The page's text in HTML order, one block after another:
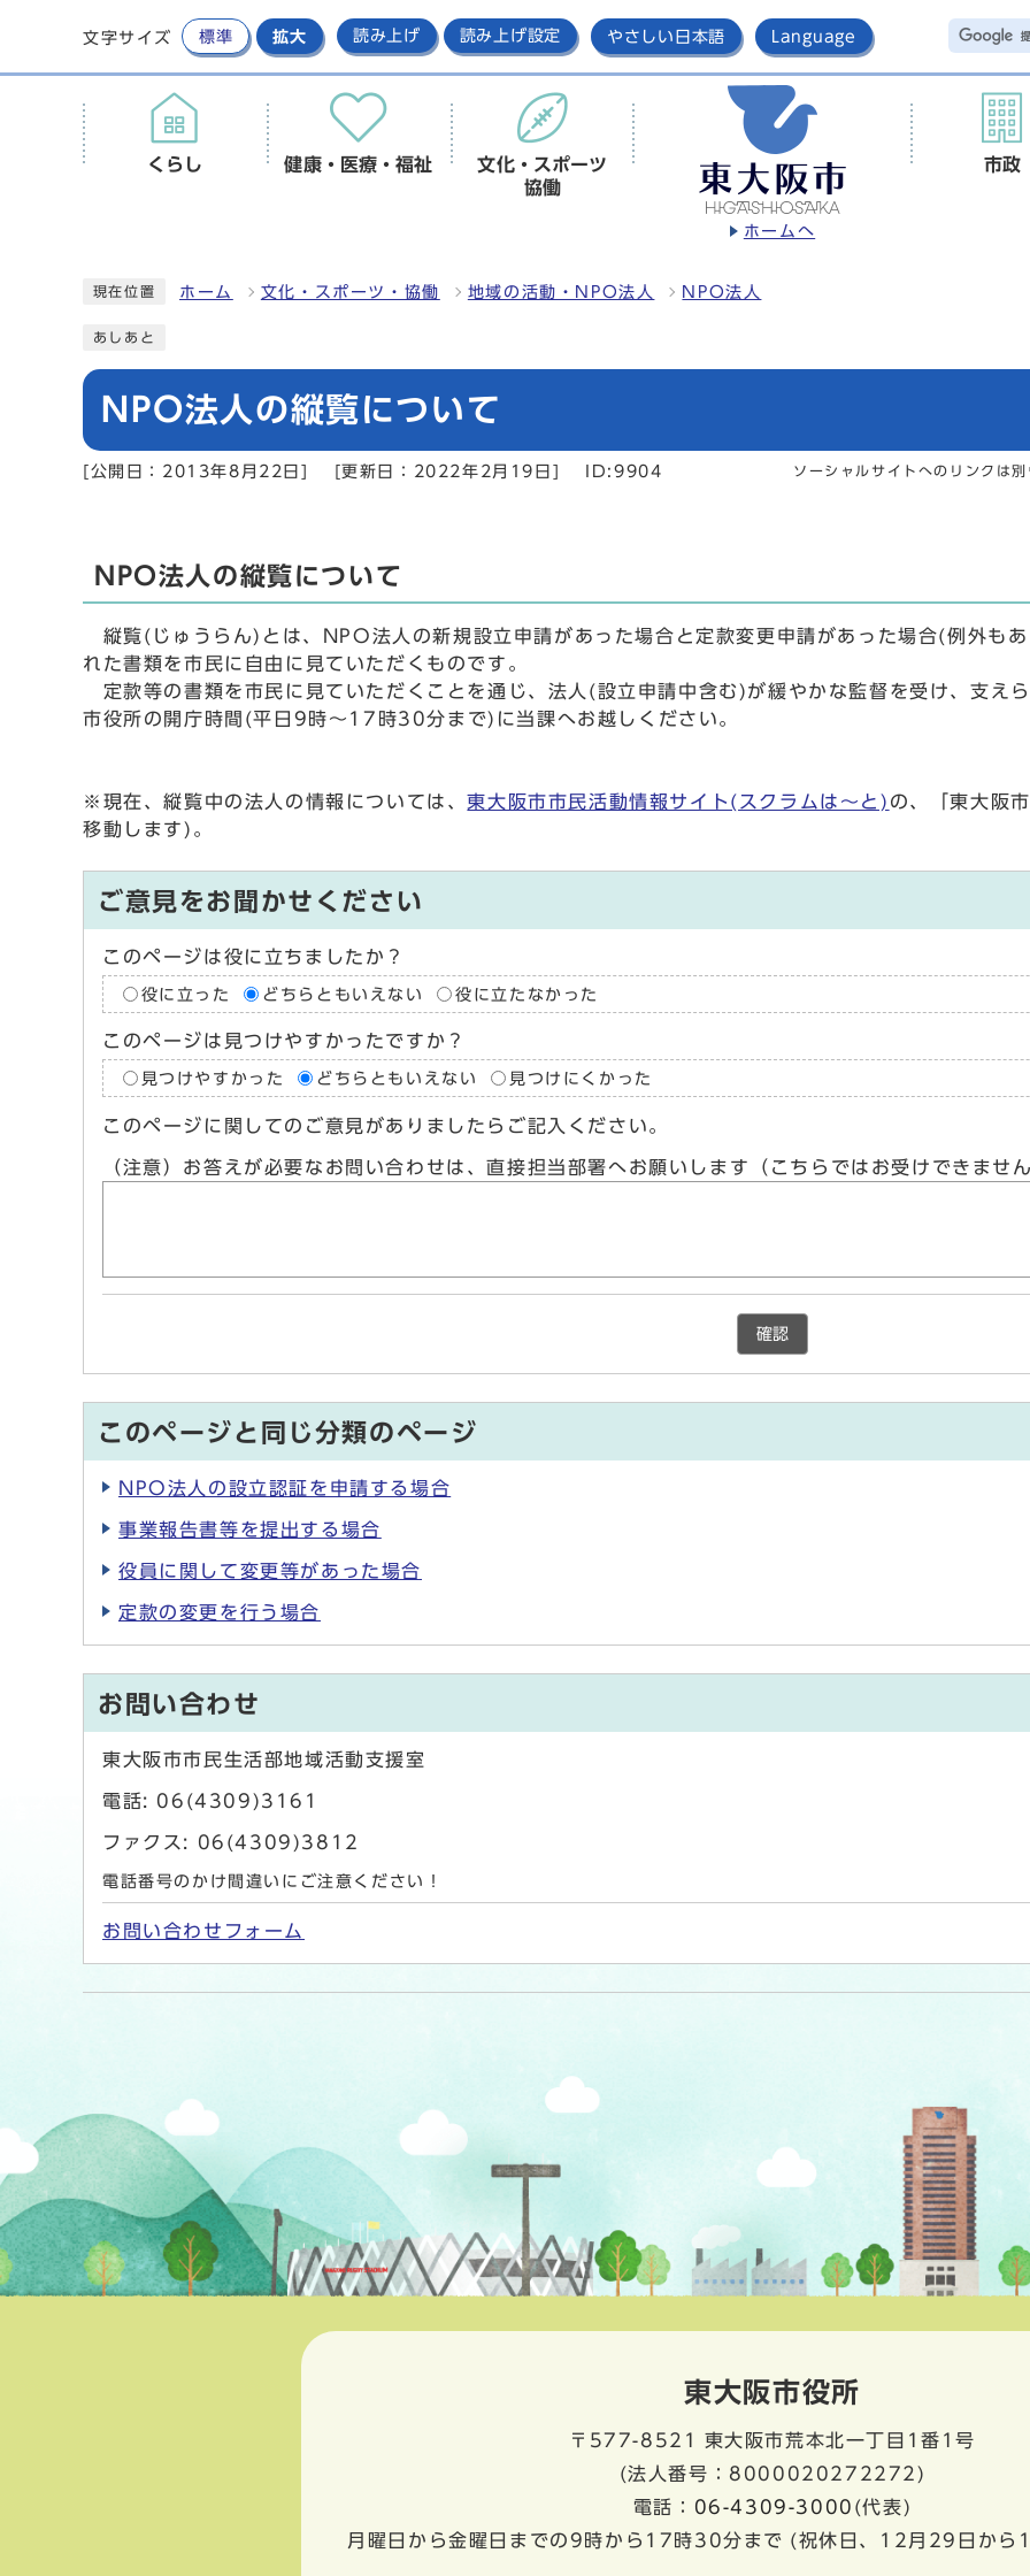
文字サイズ 標準 拡大 読み上げ 読み上げ設定 やさしい日本語 Language
ホームへ
くらし 健康・医療・福祉
文化・スポーツ
協働
市政
現在位置 ホーム 文化・スポーツ・協働 地域の活動・NPO法人 NPO法人
あしあと
NPO法人の縦覧について
[公開日：2013年8月22日] [更新日：2022年2月19日] ID:9904 ソーシャルサイトへのリンクは
NPO法人の縦覧について
縦覧(じゅうらん)とは、NPO法人の新規設立申請があった場合と定款変更申請があった場合(例外も
れた書類を市民に自由に見ていただくものです。
定款等の書類を市民に見ていただくことを通じ、法人(設立申請中含む)が緩やかな監督を受け、支え
市役所の開庁時間(平日9時～17時30分まで)に当課へお越しください。
※現在、縦覧中の法人の情報については、東大阪市市民活動情報サイト(スクラムは～と) の、「東大阪
移動します)。
ご意見をお聞かせください
このページは役に立ちましたか？
役に立った どちらともいえない 役に立たなかった
このページは見つけやすかったですか？
見つけやすかった どちらともいえない 見つけにくかった
このページに関してのご意見がありましたらご記入ください。
（注意）お答えが必要なお問い合わせは、直接担当部署へお願いします（こちらではお受けできませ
確認
このページと同じ分類のページ
NPO法人の設立認証を申請する場合
事業報告書等を提出する場合
役員に関して変更等があった場合
定款の変更を行う場合
お問い合わせ
東大阪市市民生活部地域活動支援室
電話: 06(4309)3161
ファクス: 06(4309)3812
電話番号のかけ間違いにご注意ください！
お問い合わせフォーム
東大阪市役所
〒577-8521
東大阪市荒本北一丁目1番1号
(法人番号：8000020272272)
電話： 06-4309-3000 (代表)
月曜日から金曜日までの9時から17時30分まで (祝休日、12月29日から